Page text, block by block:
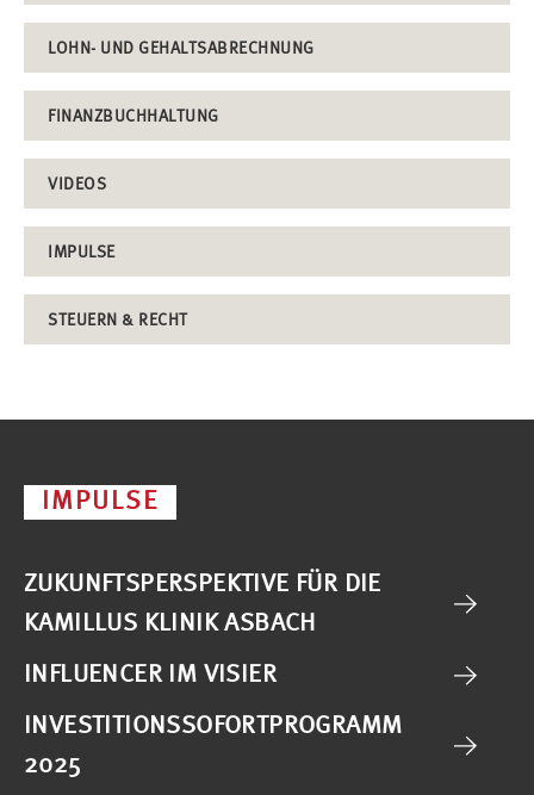
LOHN- UND GEHALTSABRECHNUNG
FINANZBUCHHALTUNG
VIDEOS
IMPULSE
STEUERN & RECHT
IMPULSE
ZUKUNFTSPERSPEKTIVE FÜR DIE
KAMILLUS KLINIK ASBACH
INFLUENCER IM VISIER
INVESTITIONSSOFORTPROGRAMM
2025